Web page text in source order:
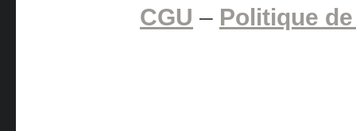
CGU – Politique